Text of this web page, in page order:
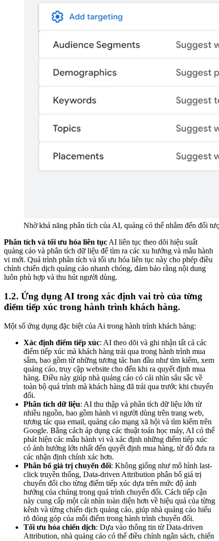
Nhờ khả năng phân tích của AI, quảng có thể nhắm đến đối
Phân tích và tối ưu hóa liên tục AI liên tục theo dõi hiệu suất
quảng cáo và phân tích dữ liệu để tìm ra các xu hướng và mẫu hành
vi mới. Quá trình phân tích và tối ưu hóa liên tục này cho phép điều
chỉnh chiến dịch quảng cáo nhanh chóng, đảm bảo rằng nội dung
luôn phù hợp và thu hút người dùng.
1.2. Ứng dụng AI trong xác định vai trò của từng
điểm tiếp xúc trong hành trình khách hàng.
Một số ứng dụng đặc biệt của Ai trong hành trình khách hàng:
Xác định điểm tiếp xúc: AI theo dõi và ghi nhận tất cả các
điểm tiếp xúc mà khách hàng trải qua trong hành trình mua
sắm, bao gồm từ những tương tác ban đầu như tìm kiếm, xem
quảng cáo, truy cập website cho đến khi ra quyết định mua
hàng. Điều này giúp nhà quảng cáo có cái nhìn sâu sắc về
toàn bộ quá trình mà khách hàng đã trải qua trước khi chuyển
đổi.
Phân tích dữ liệu: AI thu thập và phân tích dữ liệu lớn từ
nhiều nguồn, bao gồm hành vi người dùng trên trang web,
tương tác qua email, quảng cáo mạng xã hội và tìm kiếm trên
Google. Bằng cách áp dụng các thuật toán học máy, AI có thể
phát hiện các mẫu hành vi và xác định những điểm tiếp xúc
có ảnh hưởng lớn nhất đến quyết định mua hàng, từ đó đưa ra
các nhận định chính xác hơn.
Phân bổ giá trị chuyển đổi: Không giống như mô hình last-
click truyền thống, Data-driven Attribution phân bổ giá trị
chuyển đổi cho từng điểm tiếp xúc dựa trên mức độ ảnh
hưởng của chúng trong quá trình chuyển đổi. Cách tiếp cận
này cung cấp một cái nhìn toàn diện hơn về hiệu quả của từng
kênh và từng chiến dịch quảng cáo, giúp nhà quảng cáo hiểu
rõ đóng góp của mỗi điểm trong hành trình chuyển đổi.
Tối ưu hóa chiến dịch: Dựa vào thông tin từ Data-driven
Attribution, nhà quảng cáo có thể điều chỉnh ngân sách, chiến